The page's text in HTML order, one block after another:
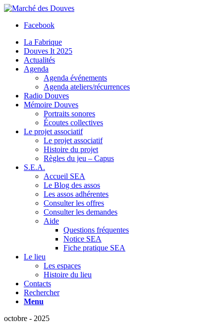
Facebook
La Fabrique
Douves It 2025
Actualités
Agenda
Agenda événements
Agenda ateliers/récurrences
Radio Douves
Mémoire Douves
Portraits sonores
Écoutes collectives
Le projet associatif
Le projet associatif
Histoire du projet
Règles du jeu – Capus
S.E.A.
Accueil SEA
Le Blog des assos
Les assos adhérentes
Consulter les offres
Consulter les demandes
Aide
Questions fréquentes
Notice SEA
Fiche pratique SEA
Le lieu
Les espaces
Histoire du lieu
Contacts
Rechercher
Menu
octobre - 2025